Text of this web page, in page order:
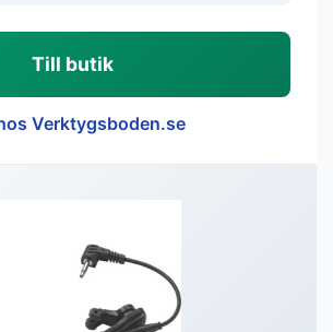
Till butik
Verktygsboden.se